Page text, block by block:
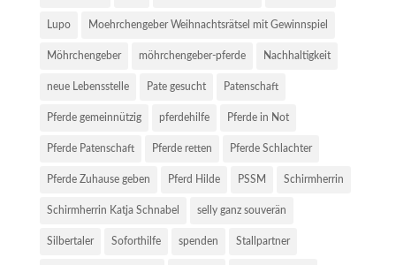
Lupo Moehrchengeber Weihnachtsrätsel mit Gewinnspiel
Möhrchengeber möhrchengeber-pferde Nachhaltigkeit
neue Lebensstelle Pate gesucht Patenschaft
Pferde gemeinnützig pferdehilfe Pferde in Not
Pferde Patenschaft Pferde retten Pferde Schlachter
Pferde Zuhause geben Pferd Hilde PSSM Schirmherrin
Schirmherrin Katja Schnabel selly ganz souverän
Silbertaler Soforthilfe spenden Stallpartner